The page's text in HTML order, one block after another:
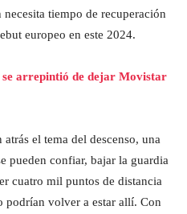
tiempo de recuperación
europeo en este 2024.
arrepintió de dejar Movistar
el tema del descenso, una
pueden confiar, bajar la guardia
cuatro mil puntos de distancia
podrían volver a estar allí. Con